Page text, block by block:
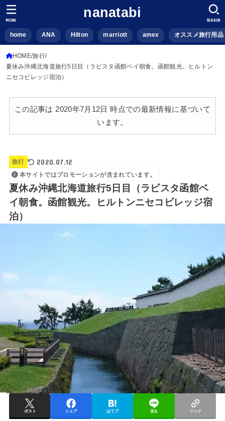
nanatabi
home ANA Hilton marriott amex オススメ旅行用品
SEARCH
MENU
HOME 旅行
夏休み沖縄北海道旅行5日目（ラビスタ函館ベイ朝食。函館観光。ヒルトン
ニセコビレッジ宿泊）
この記事は 2020年7月12日 時点での最新情報に基づいて
います。
旅行 2020.07.12
本サイトではプロモーションが含まれています。
夏休み沖縄北海道旅行5日目（ラビスタ函館ベ
イ朝食。函館観光。ヒルトンニセコビレッジ宿
泊）
ポスト シェア はてブ 送る リンク